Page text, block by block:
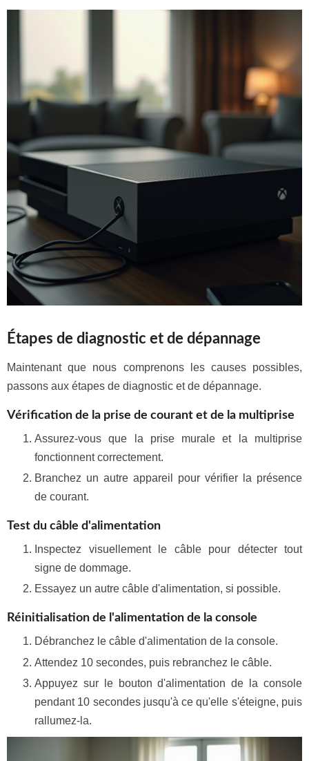
Étapes de diagnostic et de dépannage
Maintenant que nous comprenons les causes possibles,
passons aux étapes de diagnostic et de dépannage.
Vérification de la prise de courant et de la multiprise
Assurez-vous que la prise murale et la multiprise
fonctionnent correctement.
Branchez un autre appareil pour vérifier la présence
de courant.
Test du câble d'alimentation
Inspectez visuellement le câble pour détecter tout
signe de dommage.
Essayez un autre câble d'alimentation, si possible.
Réinitialisation de l'alimentation de la console
Débranchez le câble d'alimentation de la console.
Attendez 10 secondes, puis rebranchez le câble.
Appuyez sur le bouton d'alimentation de la console
pendant 10 secondes jusqu'à ce qu'elle s'éteigne, puis
rallumez-la.